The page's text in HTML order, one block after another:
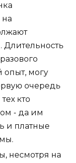
Длительность
опыт, могу
очередь
кто
- да им
и платные
несмотря на